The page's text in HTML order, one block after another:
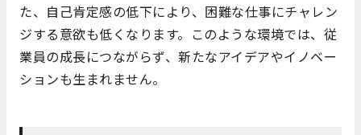
た、自己肯定感の低下により、困難な仕事にチャレン
ジする意欲も低くなります。このような環境では、従
業員の成長につながらず、新たなアイデアやイノベー
ションも生まれません。